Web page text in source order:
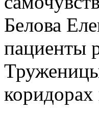
Белова
пациенты